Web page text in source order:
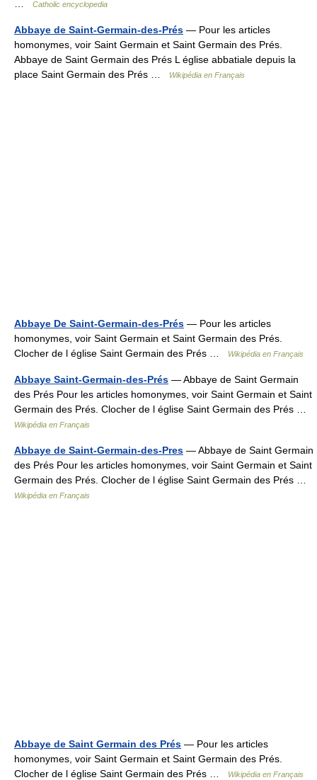
Catholic encyclopedia
Abbaye de Saint-Germain-des-Prés — Pour les articles
homonymes, voir Saint Germain et Saint Germain des Prés.
Abbaye de Saint Germain des Prés L église abbatiale depuis la
place Saint Germain des Prés …
Wikipédia en Français
Abbaye De Saint-Germain-des-Prés — Pour les articles
homonymes, voir Saint Germain et Saint Germain des Prés.
Clocher de l église Saint Germain des Prés …
Wikipédia en Français
Abbaye Saint-Germain-des-Prés — Abbaye de Saint Germain
des Prés Pour les articles homonymes, voir Saint Germain et Saint
Germain des Prés. Clocher de l église Saint Germain des Prés …
Wikipédia en Français
Abbaye de Saint-Germain-des-Pres — Abbaye de Saint Germain
des Prés Pour les articles homonymes, voir Saint Germain et Saint
Germain des Prés. Clocher de l église Saint Germain des Prés …
Wikipédia en Français
Abbaye de Saint Germain des Prés — Pour les articles
homonymes, voir Saint Germain et Saint Germain des Prés.
Clocher de l église Saint Germain des Prés …
Wikipédia en Français